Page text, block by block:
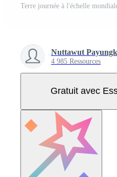
Nuttawut
4 985 Ressources
Gratuit avec